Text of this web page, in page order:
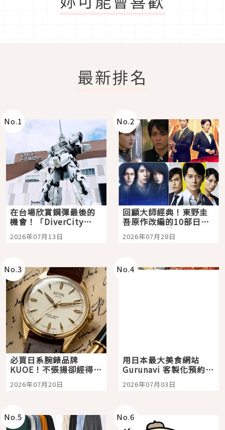
最新排名
No.1
在台場欣賞鋼彈最後的
機會！「DiverCity
Tokyo Plaza」搭船、
購物、美食及夜景，一
2026年07月13日
No.2
回顧大師經典！東野圭
吾原作改編的10部日本
影視作品推薦
2026年07月28日
No.3
必買日系腕錶品牌
KUOE！不張揚卻經得起
時間洗鍊的經典之作五
選
2026年07月20日
No.4
用日本最大美食網站
Gurunavi 客製化預約九
大都市餐廳，打造專屬
美食體驗！
2026年07月03日
No.5 No.6